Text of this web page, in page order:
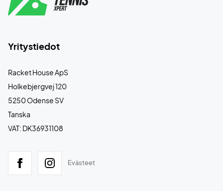
Yritystiedot
Racket House ApS
Holkebjergvej 120
5250 Odense SV
Tanska
VAT: DK36931108
Evästeet